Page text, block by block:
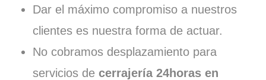
Dar el máximo compromiso a nuestros
clientes es nuestra forma de actuar.
No cobramos desplazamiento para
servicios de cerrajería 24horas en